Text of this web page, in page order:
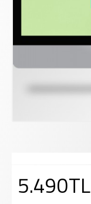
5.490TL